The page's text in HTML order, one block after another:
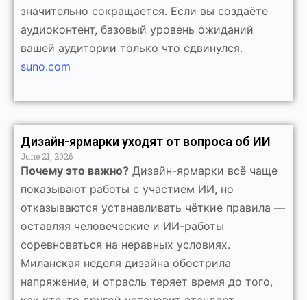
значительно сокращается. Если вы создаёте
аудиоконтент, базовый уровень ожиданий
вашей аудитории только что сдвинулся.
suno.com
Дизайн-ярмарки уходят от вопроса об ИИ
June 21, 2026
Почему это важно? Дизайн-ярмарки всё чаще
показывают работы с участием ИИ, но
отказываются устанавливать чёткие правила —
оставляя человеческие и ИИ-работы
соревноваться на неравных условиях.
Миланская неделя дизайна обострила
напряжение, и отрасль теряет время до того,